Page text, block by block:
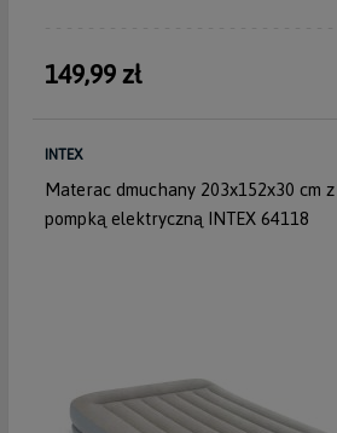
149,99 zł
INTEX
Materac dmuchany 203x152x30 cm
pompką elektryczną INTEX 64118